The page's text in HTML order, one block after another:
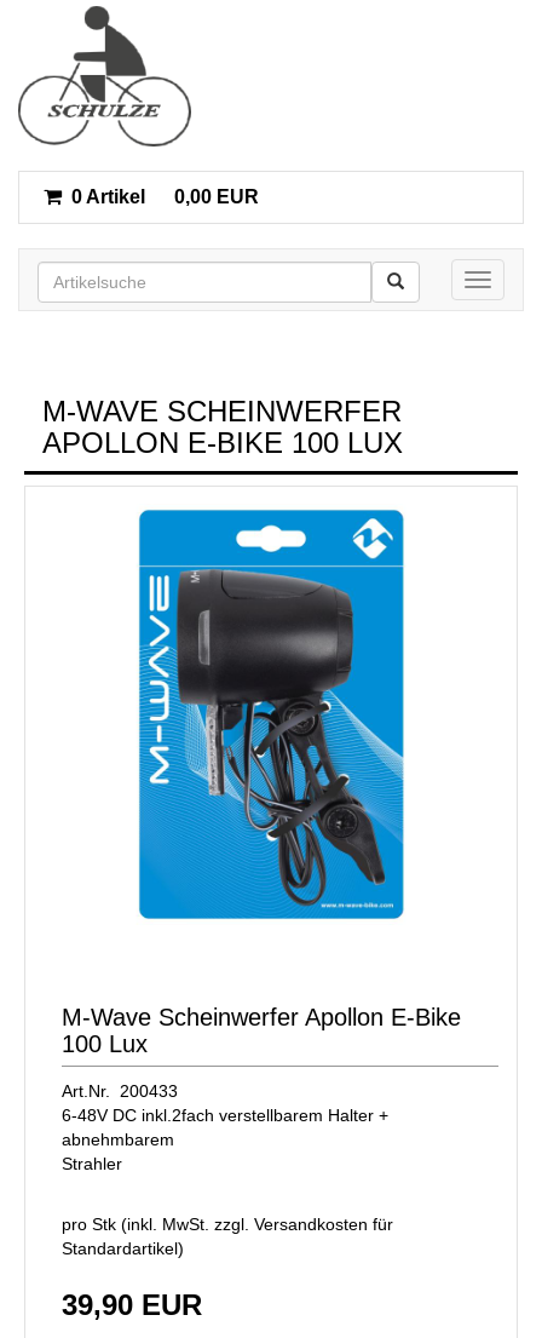
0 Artikel 0,00 EUR
Toggle
M-WAVE SCHEINWERFER
APOLLON E-BIKE 100 LUX
M-Wave Scheinwerfer Apollon E-Bike
100 Lux
Art.Nr. 200433
6-48V DC inkl.2fach verstellbarem Halter +
abnehmbarem
Strahler
pro Stk (inkl. MwSt. zzgl. Versandkosten für
Standardartikel)
39,90 EUR